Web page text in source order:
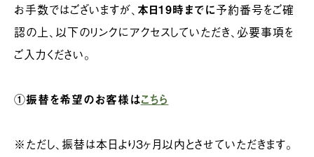
お手数ではございますが、 本日19時までに予約番号をご確
認の上、以下のリンクにアクセスしていただき、必要事項を
ご入力ください。
①振替を希望のお客様はこちら
※ただし、振替は本日より３ヶ月以内とさせていただきます。